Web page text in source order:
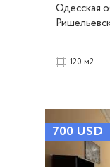
Одесская
120 м2
700 USD